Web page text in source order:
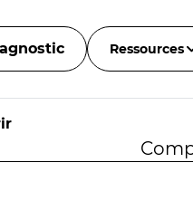
Ressources